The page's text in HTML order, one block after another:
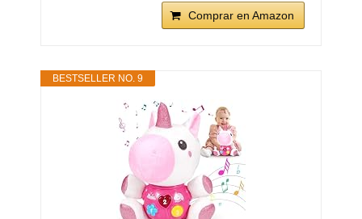
Comprar en Amazon
BESTSELLER NO. 9